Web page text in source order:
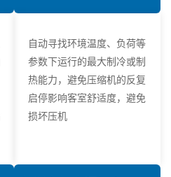
自动寻找环境温度、负荷等
参数下运行的最大制冷或制
热能力，避免压缩机的反复
启停影响客室舒适度，避免
损坏压机